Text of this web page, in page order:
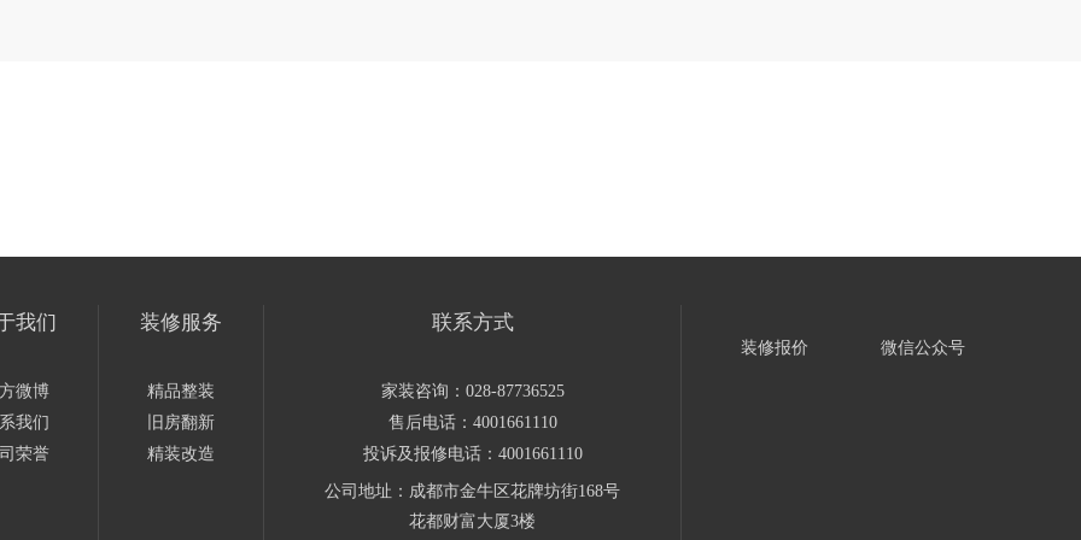
我们
微博
我们
荣誉
装修服务
精品整装
旧房翻新
精装改造
联系方式
家装咨询：028-87736525
售后电话：4001661110
投诉及报修电话：4001661110
公司地址：成都市金牛区花牌坊街168号
花都财富大厦3楼
装修报价 微信公众号